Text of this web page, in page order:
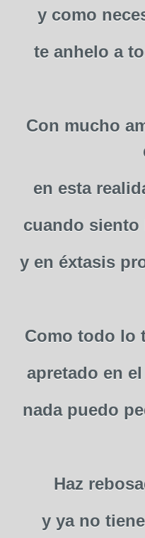
y como
te anhelo a
Con mucho
en esta
cuando siento
y en éxtasis
Como todo lo
apretado en
nada puedo
Haz
y ya no